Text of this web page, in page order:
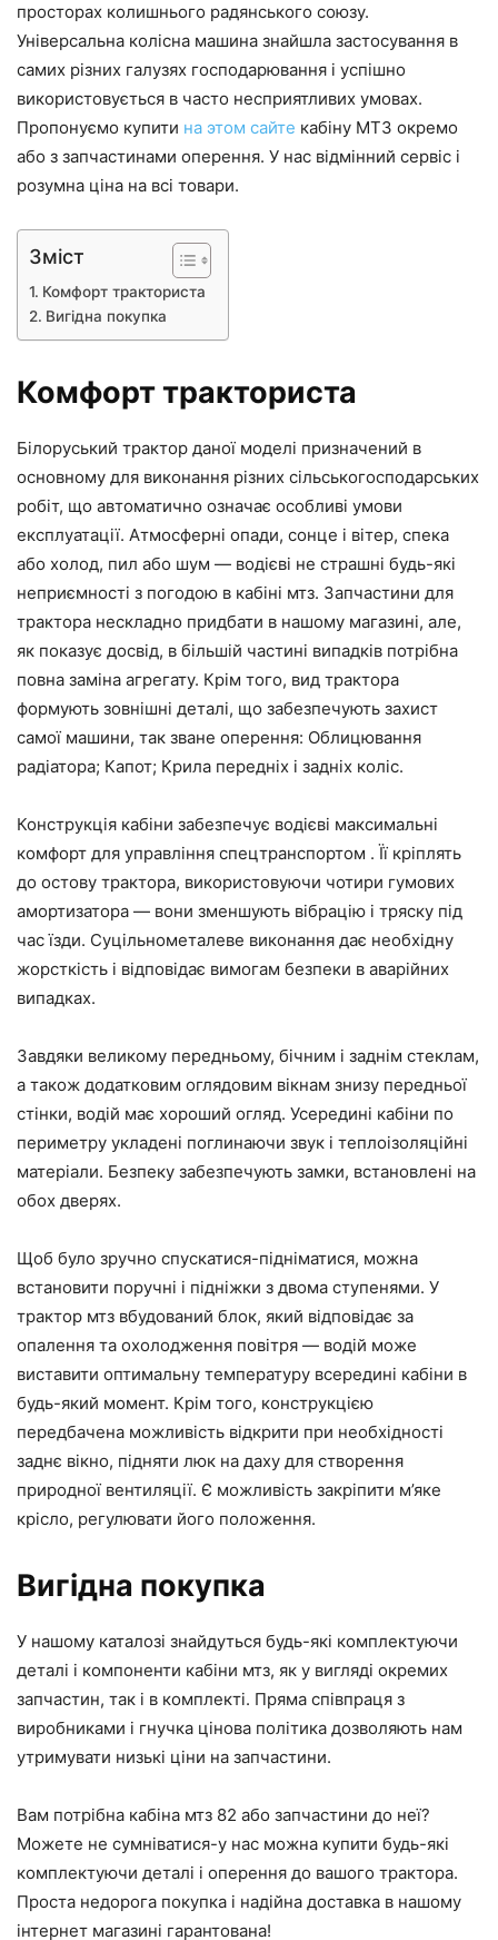
просторах колишнього радянського союзу.
Універсальна колісна машина знайшла застосування в
самих різних галузях господарювання і успішно
використовується в часто несприятливих умовах.
Пропонуємо купити на этом сайте кабіну МТЗ окремо
або з запчастинами оперення. У нас відмінний сервіс і
розумна ціна на всі товари.
Зміст
Комфорт тракториста
Вигідна покупка
Комфорт тракториста
Білоруський трактор даної моделі призначений в
основному для виконання різних сільськогосподарських
робіт, що автоматично означає особливі умови
експлуатації. Атмосферні опади, сонце і вітер, спека
або холод, пил або шум — водієві не страшні будь-які
неприємності з погодою в кабіні мтз. Запчастини для
трактора нескладно придбати в нашому магазині, але,
як показує досвід, в більшій частині випадків потрібна
повна заміна агрегату. Крім того, вид трактора
формують зовнішні деталі, що забезпечують захист
самої машини, так зване оперення: Облицювання
радіатора; Капот; Крила передніх і задніх коліс.
Конструкція кабіни забезпечує водієві максимальні
комфорт для управління спецтранспортом . Її кріплять
до остову трактора, використовуючи чотири гумових
амортизатора — вони зменшують вібрацію і тряску під
час їзди. Суцільнометалеве виконання дає необхідну
жорсткість і відповідає вимогам безпеки в аварійних
випадках.
Завдяки великому передньому, бічним і заднім стеклам,
а також додатковим оглядовим вікнам знизу передньої
стінки, водій має хороший огляд. Усередині кабіни по
периметру укладені поглинаючи звук і теплоізоляційні
матеріали. Безпеку забезпечують замки, встановлені на
обох дверях.
Щоб було зручно спускатися-підніматися, можна
встановити поручні і підніжки з двома ступенями. У
трактор мтз вбудований блок, який відповідає за
опалення та охолодження повітря — водій може
виставити оптимальну температуру всередині кабіни в
будь-який момент. Крім того, конструкцією
передбачена можливість відкрити при необхідності
заднє вікно, підняти люк на даху для створення
природної вентиляції. Є можливість закріпити м’яке
крісло, регулювати його положення.
Вигідна покупка
У нашому каталозі знайдуться будь-які комплектуючи
деталі і компоненти кабіни мтз, як у вигляді окремих
запчастин, так і в комплекті. Пряма співпраця з
виробниками і гнучка цінова політика дозволяють нам
утримувати низькі ціни на запчастини.
Вам потрібна кабіна мтз 82 або запчастини до неї?
Можете не сумніватися-у нас можна купити будь-які
комплектуючи деталі і оперення до вашого трактора.
Проста недорога покупка і надійна доставка в нашому
інтернет магазині гарантована!